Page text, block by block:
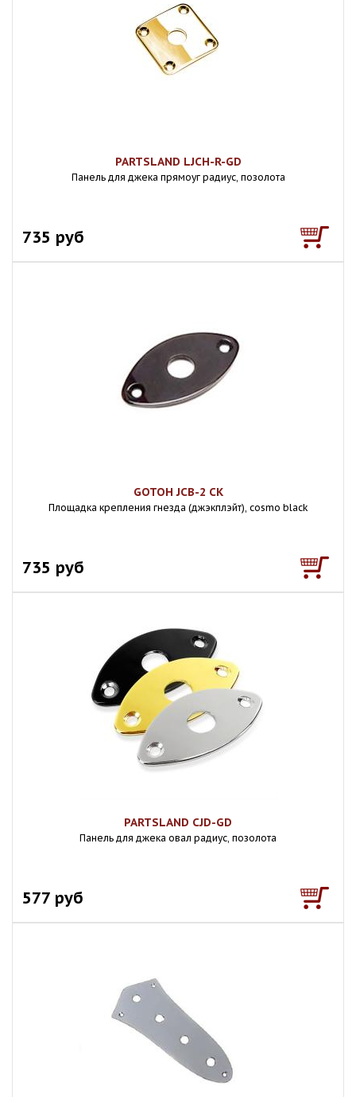
PARTSLAND LJCH-R-GD
Панель для джека прямоуг радиус, позолота
735 руб
GOTOH JCB-2 CK
Площадка крепления гнезда (джэкплэйт), cosmo black
735 руб
PARTSLAND CJD-GD
Панель для джека овал радиус, позолота
577 руб